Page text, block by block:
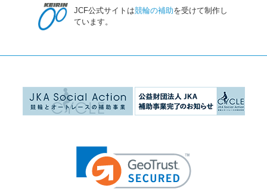
JCF公式サイトは競輪の補助を受けて制作し
ています。